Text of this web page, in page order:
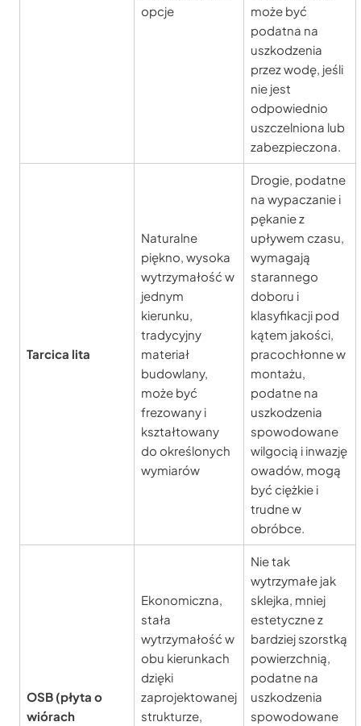
opcje
może być
podatna na
uszkodzenia
przez wodę, jeśli
nie jest
odpowiednio
uszczelniona lub
zabezpieczona.
Tarcica lita
Naturalne
piękno, wysoka
wytrzymałość w
jednym
kierunku,
tradycyjny
materiał
budowlany,
może być
frezowany i
kształtowany
do określonych
wymiarów
Drogie, podatne
na wypaczanie i
pękanie z
upływem czasu,
wymagają
starannego
doboru i
klasyfikacji pod
kątem jakości,
pracochłonne w
montażu,
podatne na
uszkodzenia
spowodowane
wilgocią i inwazję
owadów, mogą
być ciężkie i
trudne w
obróbce.
OSB (płyta o
wiórach
Ekonomiczna,
stała
wytrzymałość w
obu kierunkach
dzięki
zaprojektowanej
strukturze,
Nie tak
wytrzymałe jak
sklejka, mniej
estetyczne z
bardziej szorstką
powierzchnią,
podatne na
uszkodzenia
spowodowane